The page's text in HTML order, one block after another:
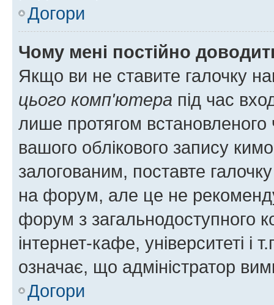
Догори
Чому мені постійно
Якщо ви не ставите галочку
цього комп'ютера під час
лише протягом встановленого
вашого облікового запису
залогованим, поставте
на форум, але це не
форум з загальнодоступного
інтернет-кафе, університеті і
означає, що адміністратор
Догори